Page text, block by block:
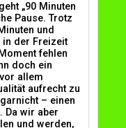
„90 Minuten
Pause. Trotz
und
in der Freizeit
fehlen
doch ein
allem
aufrecht zu
– einen
Da wir aber
und werden,